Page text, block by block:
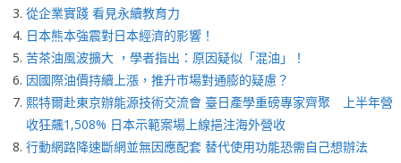
從企業實踐 看見永續教育力
日本熊本強震對日本經濟的影響！
苦茶油風波擴大 ，學者指出：原因疑似「混油」！
因國際油價持續上漲，推升市場對通膨的疑慮？
熙特爾赴東京辦能源技術交流會 臺日產學重磅專家齊聚 上半年營
收狂飆1,508% 日本示範案場上線挹注海外營收
行動網路降速斷網並無因應配套 替代使用功能恐需自己想辦法